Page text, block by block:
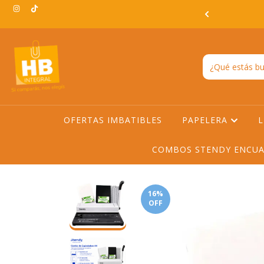
EN TODO AMBA -ENVIO GRATIS EN AMBA A PARTIR DE
OFERTAS IMBATIBLES PAPELERA
COMBOS STENDY
16%
OFF